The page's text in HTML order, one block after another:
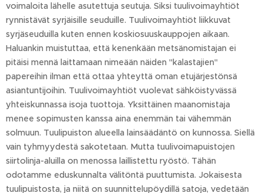
voimaloita lähelle asutettuja seutuja. Siksi tuulivoimayhtiöt
rynnistävät syrjäisille seuduille. Tuulivoimayhtiöt liikkuvat
syrjäseuduilla kuten ennen koskiosuuskauppojen aikaan.
Haluankin muistuttaa, että kenenkään metsänomistajan ei
pitäisi mennä laittamaan nimeään näiden "kalastajien"
papereihin ilman että ottaa yhteyttä oman etujärjestönsä
asiantuntijoihin. Tuulivoimayhtiöt vuolevat sähköistyvässä
yhteiskunnassa isoja tuottoja. Yksittäinen maanomistaja
menee sopimusten kanssa aina enemmän tai vähemmän
solmuun. Tuulipuiston alueella lainsäädäntö on kunnossa. Siellä
vain tyhmyydestä sakotetaan. Mutta tuulivoimapuistojen
siirtolinja-aluilla on menossa laillistettu ryöstö. Tähän
odotamme eduskunnalta välitöntä puuttumista. Jokaisesta
tuulipuistosta, ja niitä on suunnittelupöydillä satoja, vedetään